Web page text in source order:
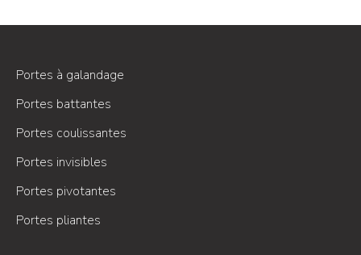
Portes à galandage
Portes battantes
Portes coulissantes
Portes invisibles
Portes pivotantes
Portes pliantes